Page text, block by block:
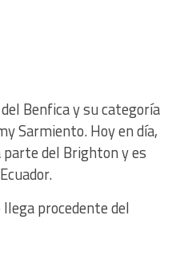
Benfica y su categoría
Sarmiento. Hoy en día,
del Brighton y es
procedente del